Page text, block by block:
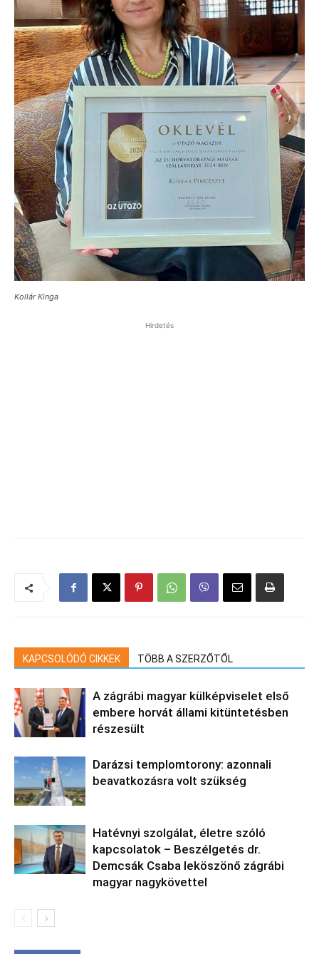
Kollár Kinga
Hirdetés
KAPCSOLÓDÓ CIKKEK TÖBB A SZERZŐTŐL
A zágrábi magyar külképviselet első
embere horvát állami kitüntetésben
részesült
Darázsi templomtorony: azonnali
beavatkozásra volt szükség
Hatévnyi szolgálat, életre szóló
kapcsolatok – Beszélgetés dr.
Demcsák Csaba leköszönő zágrábi
magyar nagykövettel